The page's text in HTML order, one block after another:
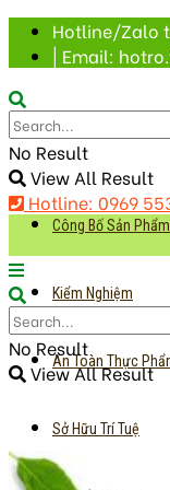
Hotline/Zalo
| Email:
No Result
View All Result
Hotline: 0969
Công Bố Sản Phẩm
Kiểm Nghiệm
An Toàn Thực
Sở Hữu Trí Tuệ
No Result
View All Result